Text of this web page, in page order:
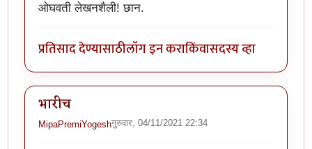
ओघवती लेखनशैली! छान.
प्रतिसाद देण्यासाठीलॉग इन कराकिंवासदस्य व्हा
भारीच
MipaPremiYogeshगुरुवार, 04/11/2021 22:34